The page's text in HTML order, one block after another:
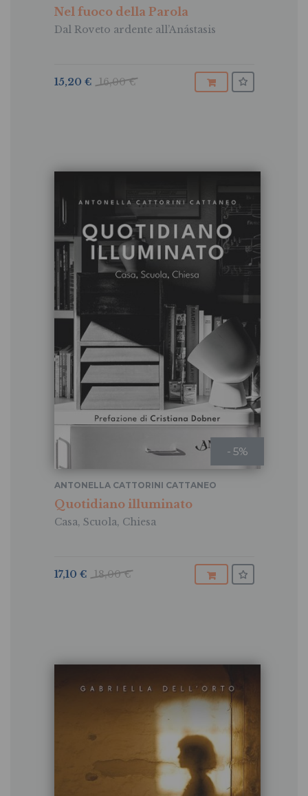
Nel fuoco della Parola
Dal Roveto ardente all’Anástasis
16,00 €
15,20 €
- 5%
Quotidiano illuminato
Casa, Scuola, Chiesa
ANTONELLA CATTORINI CATTANEO
18,00 €
17,10 €